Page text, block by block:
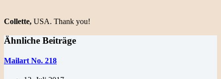
Collette, USA. Thank you!
Ähnliche Beiträge
Mailart No. 218